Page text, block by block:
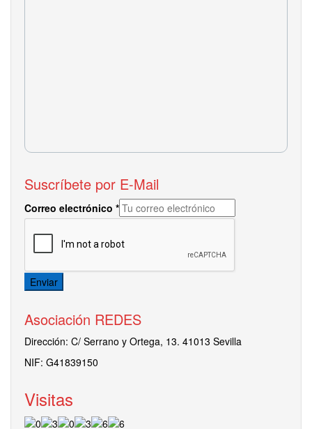
Suscríbete por E-Mail
Correo electrónico *
Enviar
Asociación REDES
Dirección: C/ Serrano y Ortega, 13. 41013 Sevilla
NIF: G41839150
Visitas